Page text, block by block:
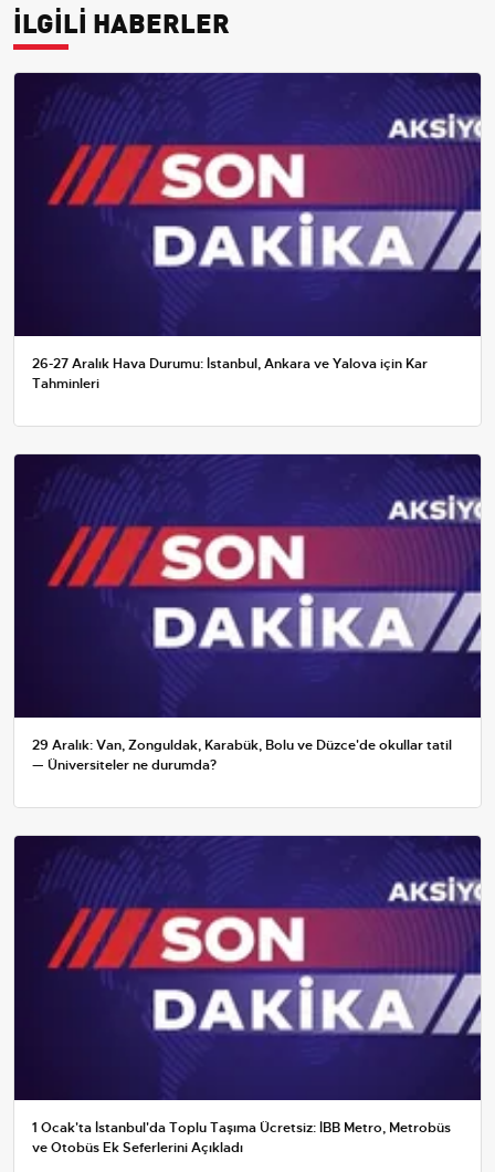
İLGİLİ HABERLER
26-27 Aralık Hava Durumu: İstanbul, Ankara ve Yalova için Kar
Tahminleri
29 Aralık: Van, Zonguldak, Karabük, Bolu ve Düzce'de okullar tatil
— Üniversiteler ne durumda?
1 Ocak'ta İstanbul'da Toplu Taşıma Ücretsiz: İBB Metro, Metrobüs
ve Otobüs Ek Seferlerini Açıkladı